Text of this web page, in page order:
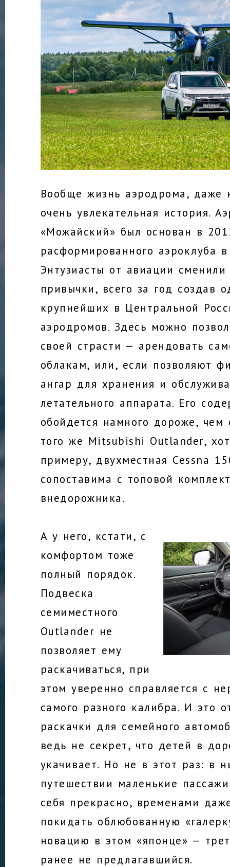
Вообще жизнь аэродрома, даже
очень увлекательная история.
«Можайский» был основан в
расформированного аэроклуба
Энтузиасты от авиации
привычки, всего за год создав
крупнейших в Центральной
аэродромов. Здесь можно
своей страсти — арендовать
облакам, или, если позволяют
ангар для хранения и
летательного аппарата. Его
обойдется намного дороже, чем
того же Mitsubishi Outlander,
примеру, двухместная Cessna
сопоставима с топовой
внедорожника.
А у него, кстати, с
комфортом тоже
полный порядок.
Подвеска
семиместного
Outlander не
позволяет ему
раскачиваться, при
этом уверенно справляется с
самого разного калибра. И это
раскачки для семейного
ведь не секрет, что детей в
укачивает. Но не в этот раз: в
путешествии маленькие
себя прекрасно, временами
покидать облюбованную
новацию в этом «японце» —
ранее не предлагавшийся.